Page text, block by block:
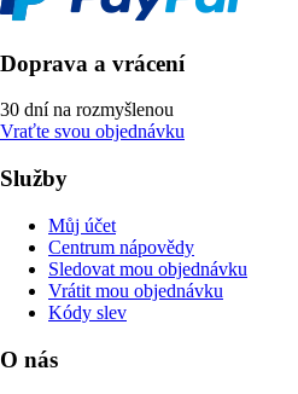
Doprava a vrácení
30 dní na rozmyšlenou
Vraťte svou objednávku
Služby
Můj účet
Centrum nápovědy
Sledovat mou objednávku
Vrátit mou objednávku
Kódy slev
O nás